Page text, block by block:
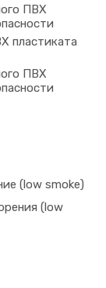
ПВХ
пластиката
ПВХ
(low smoke)
(low